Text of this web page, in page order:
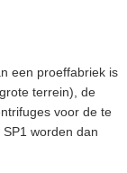
een proeffabriek is
terrein), de
voor de te
worden dan